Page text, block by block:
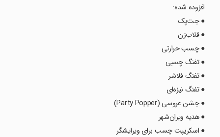
افزوده شده:
● جت‌پک
● قلاب‌زن
● چسب حرارتی
● تفنگ چسبی
● تفنگ فلاشر
● تفنگ نیزه‌ای
● جشن عروسی (Party Popper)
● هدیه ویران‌شهر
● اسکریپت چسب برای ویرایشگر